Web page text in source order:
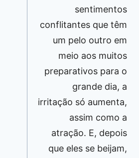
sentimentos
conflitantes que têm
um pelo outro em
meio aos muitos
preparativos para o
grande dia, a
irritação só aumenta,
assim como a
atração. E, depois
que eles se beijam,